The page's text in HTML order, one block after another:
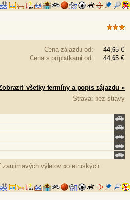
Cena zájazdu od:
44,65 €
Cena s príplatkami od:
44,65 €
všetky termíny a popis zájazdu »
Strava: bez stravy
zaujímavých výletov po etruských